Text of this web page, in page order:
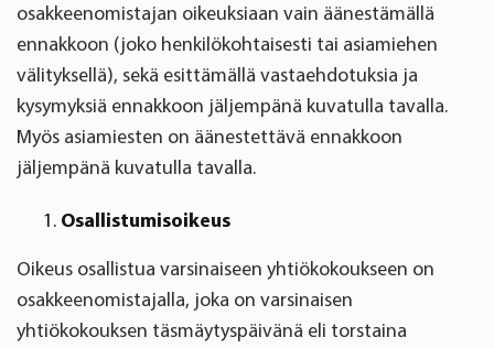
osakkeenomistajan oikeuksiaan vain äänestämällä
ennakkoon (joko henkilökohtaisesti tai asiamiehen
välityksellä), sekä esittämällä vastaehdotuksia ja
kysymyksiä ennakkoon jäljempänä kuvatulla tavalla.
Myös asiamiesten on äänestettävä ennakkoon
jäljempänä kuvatulla tavalla.
Osallistumisoikeus
Oikeus osallistua varsinaiseen yhtiökokoukseen on
osakkeenomistajalla, joka on varsinaisen
yhtiökokouksen täsmäytyspäivänä eli torstaina